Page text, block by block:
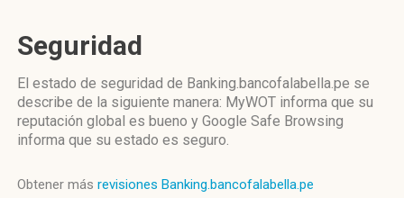
Seguridad
El estado de seguridad de Banking.bancofalabella.pe se
describe de la siguiente manera: MyWOT informa que su
reputación global es bueno y Google Safe Browsing
informa que su estado es seguro.
Obtener más revisiones Banking.bancofalabella.pe